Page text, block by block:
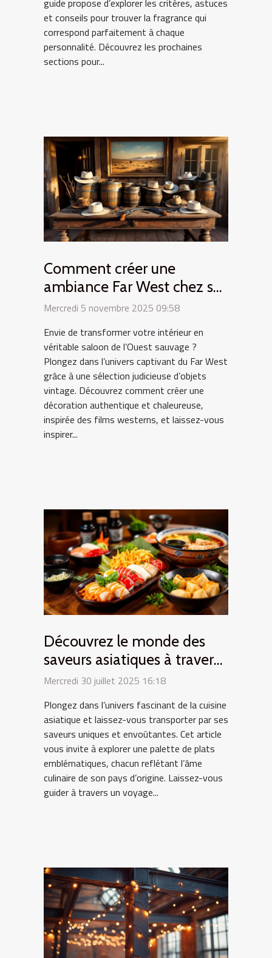
et conseils pour trouver la fragrance qui
correspond parfaitement à chaque
personnalité. Découvrez les prochaines
sections pour...
Comment créer une
ambiance Far West chez soi
avec des objets vintage ?
Mercredi 5 novembre 2025 09:58
Envie de transformer votre intérieur en
véritable saloon de l’Ouest sauvage ?
Plongez dans l’univers captivant du Far West
grâce à une sélection judicieuse d’objets
vintage. Découvrez comment créer une
décoration authentique et chaleureuse,
inspirée des films westerns, et laissez-vous
inspirer...
Découvrez le monde des
saveurs asiatiques à travers
des plats typiques
Mercredi 30 juillet 2025 16:18
Plongez dans l’univers fascinant de la cuisine
asiatique et laissez-vous transporter par ses
saveurs uniques et envoûtantes. Cet article
vous invite à explorer une palette de plats
emblématiques, chacun reflétant l’âme
culinaire de son pays d’origine. Laissez-vous
guider à travers un voyage...